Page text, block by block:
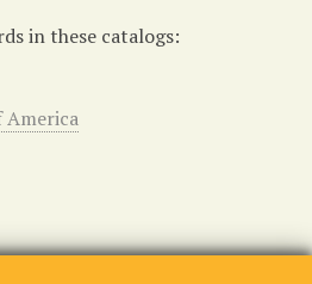
in these catalogs:
America